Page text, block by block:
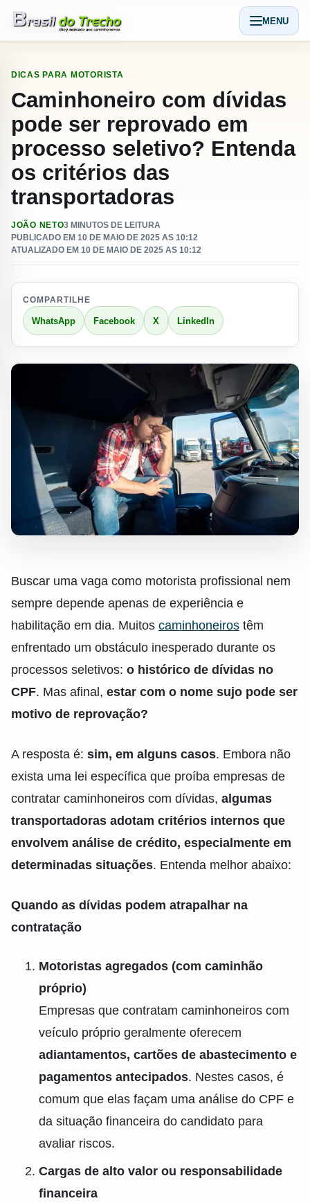
Abrir
MENU
DICAS PARA MOTORISTA
Caminhoneiro com dívidas
pode ser reprovado em
processo seletivo? Entenda
os critérios das
transportadoras
JOÃO NETO3 MINUTOS DE LEITURA
PUBLICADO EM 10 DE MAIO DE 2025 AS 10:12
ATUALIZADO EM 10 DE MAIO DE 2025 AS 10:12
COMPARTILHE
WhatsApp Facebook X LinkedIn
Buscar uma vaga como motorista profissional nem
sempre depende apenas de experiência e
habilitação em dia. Muitos caminhoneiros têm
enfrentado um obstáculo inesperado durante os
processos seletivos: o histórico de dívidas no
CPF. Mas afinal, estar com o nome sujo pode ser
motivo de reprovação?
A resposta é: sim, em alguns casos. Embora não
exista uma lei específica que proíba empresas de
contratar caminhoneiros com dívidas, algumas
transportadoras adotam critérios internos que
envolvem análise de crédito, especialmente em
determinadas situações. Entenda melhor abaixo:
Quando as dívidas podem atrapalhar na
contratação
Motoristas agregados (com caminhão
próprio)
Empresas que contratam caminhoneiros com
veículo próprio geralmente oferecem
adiantamentos, cartões de abastecimento e
pagamentos antecipados. Nestes casos, é
comum que elas façam uma análise do CPF e
da situação financeira do candidato para
avaliar riscos.
Cargas de alto valor ou responsabilidade
financeira